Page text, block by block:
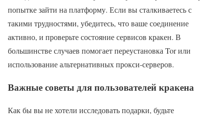
попытке зайти на платформу. Если вы сталкиваетесь с
такими трудностями, убедитесь, что ваше соединение
активно, и проверьте состояние сервисов кракен. В
большинстве случаев помогает переустановка Tor или
использование альтернативных прокси-серверов.
Важные советы для пользователей кракена
Как бы вы не хотели исследовать подарки, будьте